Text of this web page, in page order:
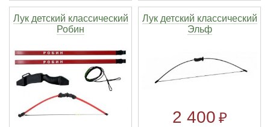
Лук детский классический
Робин
Лук детский классический
Эльф
2 400 ₽